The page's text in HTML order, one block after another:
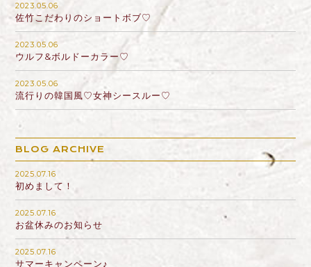
2023.05.06
佐竹こだわりのショートボブ♡
2023.05.06
ウルフ&ボルドーカラー♡
2023.05.06
流行りの韓国風♡女神シースルー♡
BLOG ARCHIVE
2025.07.16
初めまして！
2025.07.16
お盆休みのお知らせ
2025.07.16
サマーキャンペーン♪